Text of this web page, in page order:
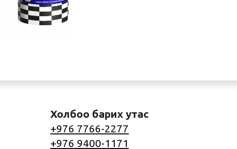
Холбоо барих утас
+976 7766-2277
+976 9400-1171